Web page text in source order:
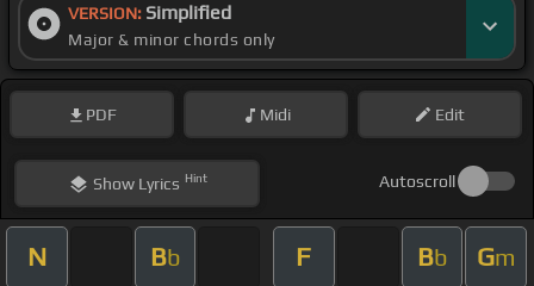
VERSION: Simplified
Major & minor chords only
PDF Midi Edit
ShowLyrics Hint Autoscroll
N Bb F Bb Gm